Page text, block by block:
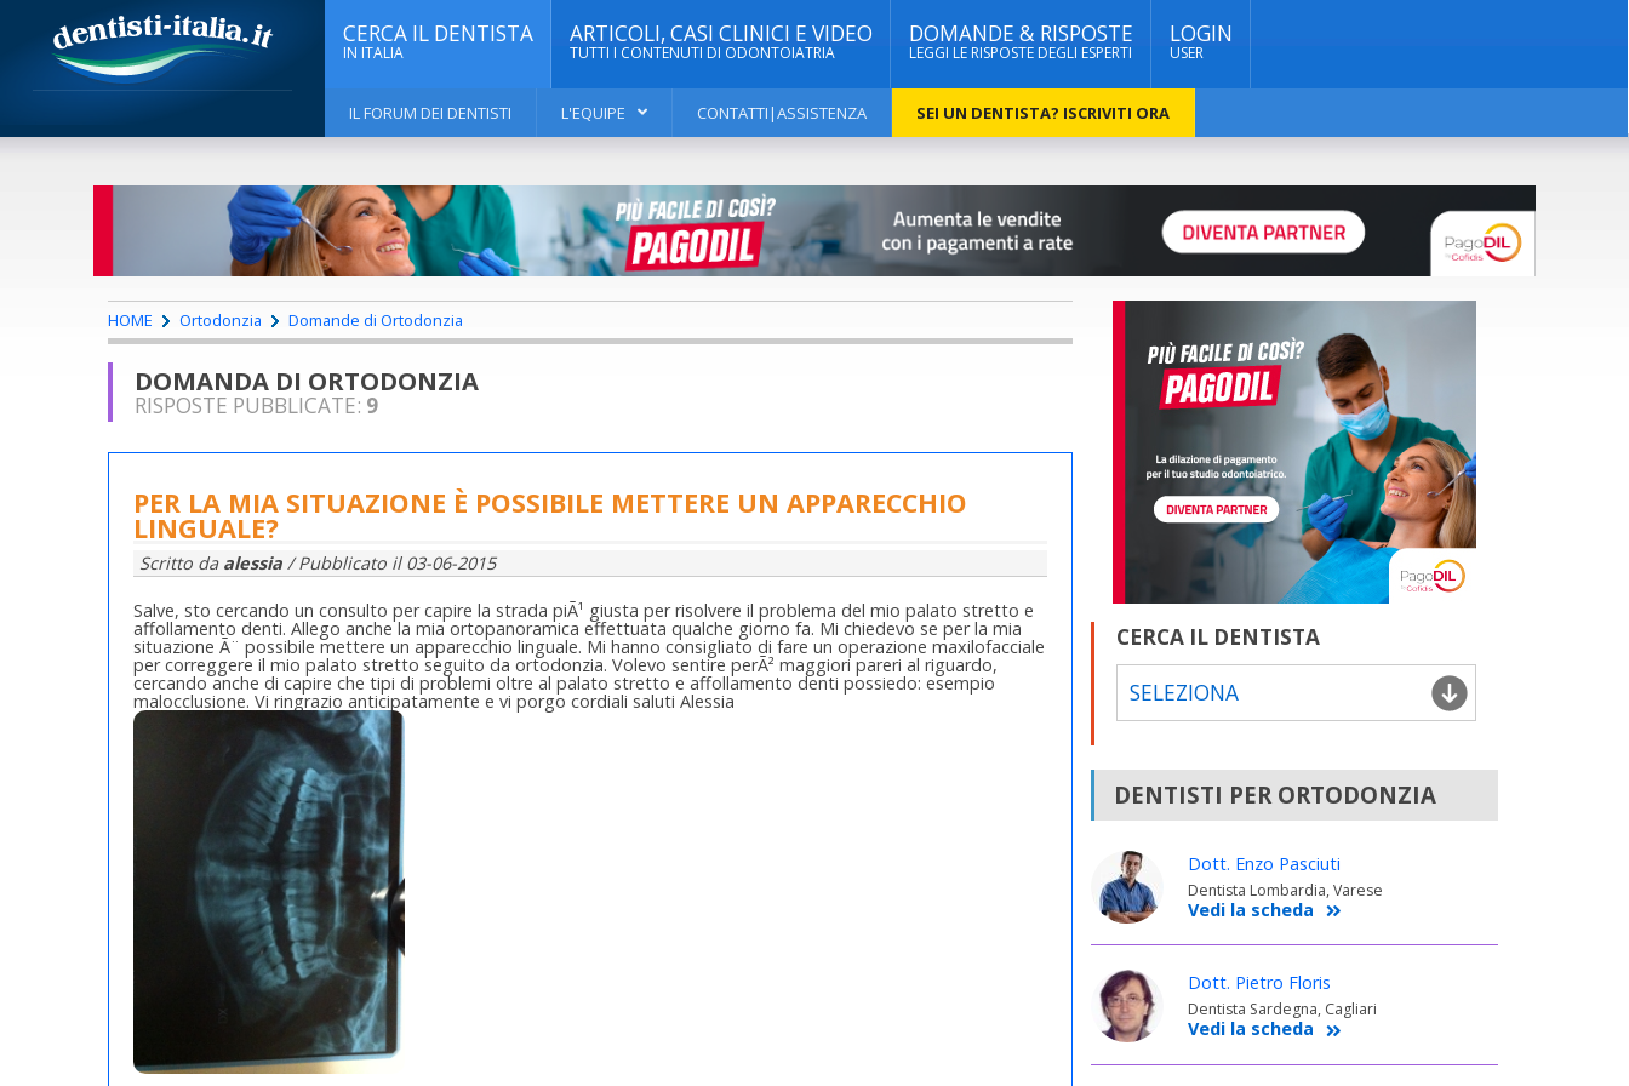
CERCA IL DENTISTA
IN ITALIA
ARTICOLI, CASI CLINICI E VIDEO
TUTTI I CONTENUTI DI ODONTOIATRIA
DOMANDE & RISPOSTE
LEGGI LE RISPOSTE DEGLI ESPERTI
LOGIN
USER
IL FORUM DEI DENTISTI L'EQUIPE CONTATTI|ASSISTENZA SEI UN DENTISTA? ISCRIVITI ORA
HOME Ortodonzia Domande di Ortodonzia
DOMANDA DI ORTODONZIA
RISPOSTE PUBBLICATE: 9
PER LA MIA SITUAZIONE È POSSIBILE METTERE UN APPARECCHIO
LINGUALE?
Scritto da alessia / Pubblicato il 03-06-2015
Salve, sto cercando un consulto per capire la strada piÃ¹ giusta per risolvere il problema del mio palato stretto e
affollamento denti. Allego anche la mia ortopanoramica effettuata qualche giorno fa. Mi chiedevo se per la mia
situazione Ã¨ possibile mettere un apparecchio linguale. Mi hanno consigliato di fare un operazione maxilofacciale
per correggere il mio palato stretto seguito da ortodonzia. Volevo sentire perÃ² maggiori pareri al riguardo,
cercando anche di capire che tipi di problemi oltre al palato stretto e affollamento denti possiedo: esempio
malocclusione. Vi ringrazio anticipatamente e vi porgo cordiali saluti Alessia
CERCA IL DENTISTA
SELEZIONA
DENTISTI PER ORTODONZIA
Dott. Enzo Pasciuti
Dentista Lombardia, Varese
Vedi la scheda
Dott. Pietro Floris
Dentista Sardegna, Cagliari
Vedi la scheda